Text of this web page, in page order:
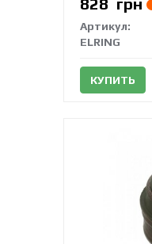
Артикул:
ELRING
КУПИТЬ